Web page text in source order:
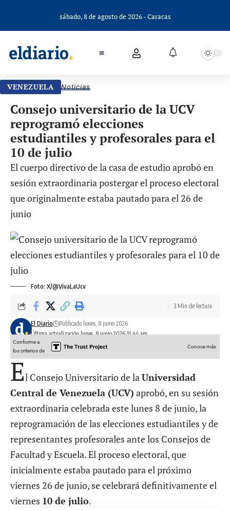
sábado, 8 de agosto de 2026 - Caracas
VENEZUELA Noticias
Consejo universitario de la UCV
reprogramó elecciones
estudiantiles y profesorales para el
10 de julio
El cuerpo directivo de la casa de estudio aprobó en
sesión extraordinaria postergar el proceso electoral
que originalmente estaba pautado para el 26 de
junio
Foto: X/@VivaLaUcv
Última actualización lunes, 8 junio 2026 11:44 am
El Diario Publicado lunes, 8 junio 2026
3 Min de lectura
Conforme a
los criterios de
Conoce más
El Consejo Universitario de la Universidad
Central de Venezuela (UCV) aprobó, en su sesión
extraordinaria celebrada este lunes 8 de junio, la
reprogramación de las elecciones estudiantiles y de
representantes profesorales ante los Consejos de
Facultad y Escuela. El proceso electoral, que
inicialmente estaba pautado para el próximo
viernes 26 de junio, se celebrará definitivamente el
viernes 10 de julio.